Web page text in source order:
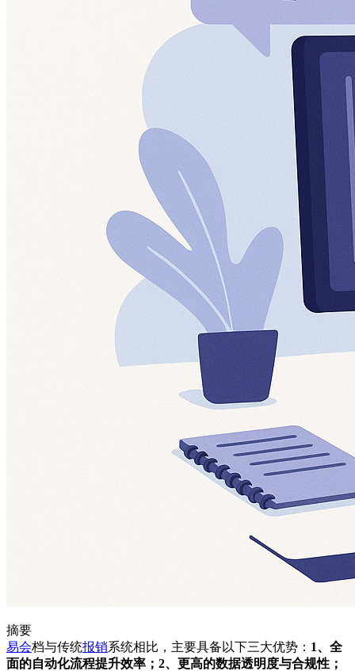
摘要
易会档与传统报销系统相比，主要具备以下三大优势： 1、全
面的自动化流程提升效率；2、更高的数据透明度与合规性；